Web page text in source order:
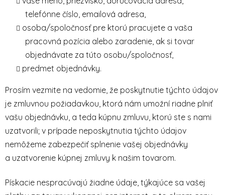
telefónne číslo, emailová adresa,
osoba/spoločnosť pre ktorú pracujete a vaša
pracovná pozícia alebo zaradenie, ak si tovar
objednávate za túto osobu/spoločnosť,
predmet objednávky.
Prosím vezmite na vedomie, že poskytnutie týchto údajov
je zmluvnou požiadavkou, ktorá nám umožní riadne plniť
vašu objednávku, a teda kúpnu zmluvu, ktorú ste s nami
uzatvorili; v prípade neposkytnutia týchto údajov
nemôžeme zabezpečiť splnenie vašej objednávky
a uzatvorenie kúpnej zmluvy k našim tovarom.
Pískacie nespracúvajú žiadne údaje, týkajúce sa vašej